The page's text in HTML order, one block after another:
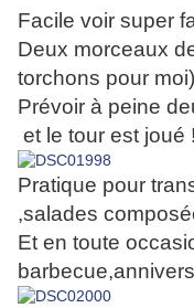
Facile voir super
Deux morceaux
torchons pour moi)
Prévoir à peine
et le tour est joué !
Pratique pour
,salades
Et en toute